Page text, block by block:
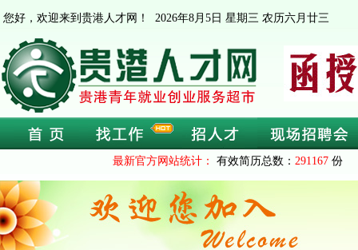
您好，欢迎来到贵港人才网！ 2026年8月5日 星期三 农历六月廿三
最新官方网站统计： 有效简历总数： 291167 份